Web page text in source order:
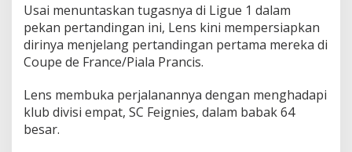
Usai menuntaskan tugasnya di Ligue 1 dalam
pekan pertandingan ini, Lens kini mempersiapkan
dirinya menjelang pertandingan pertama mereka di
Coupe de France/Piala Prancis.
Lens membuka perjalanannya dengan menghadapi
klub divisi empat, SC Feignies, dalam babak 64
besar.